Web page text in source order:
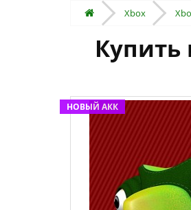
Xbox
Купить
НОВЫЙ АКК